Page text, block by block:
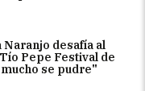
desafía al
Pepe Festival de
se pudre"